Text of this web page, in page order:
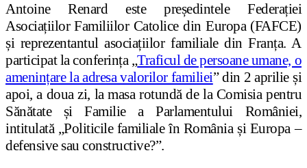
Antoine Renard este președintele Federației
Asociațiilor Familiilor Catolice din Europa (FAFCE)
și reprezentantul asociațiilor familiale din Franța. A
participat la conferința „Traficul de persoane umane, o
amenințare la adresa valorilor familiei” din 2 aprilie și
apoi, a doua zi, la masa rotundă de la Comisia pentru
Sănătate și Familie a Parlamentului României,
intitulată „Politicile familiale în România și Europa –
defensive sau constructive?”.